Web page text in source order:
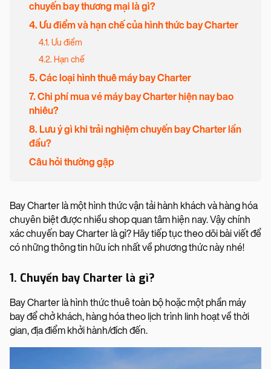
chuyến bay thương mại là gì?
4. Ưu điểm và hạn chế của hình thức bay Charter
4.1. Ưu điểm
4.2. Hạn chế
5. Các loại hình thuê máy bay Charter
7. Chi phí mua vé máy bay Charter hiện nay bao
nhiêu?
8. Lưu ý gì khi trải nghiệm chuyến bay Charter lần
đầu?
Câu hỏi thường gặp
Bay Charter là một hình thức vận tải hành khách và hàng hóa
chuyên biệt được nhiều shop quan tâm hiện nay. Vậy chính
xác chuyến bay Charter là gì? Hãy tiếp tục theo dõi bài viết để
có những thông tin hữu ích nhất về phương thức này nhé!
1. Chuyến bay Charter là gì?
Bay Charter là hình thức thuê toàn bộ hoặc một phần máy
bay để chở khách, hàng hóa theo lịch trình linh hoạt về thời
gian, địa điểm khởi hành/đích đến.